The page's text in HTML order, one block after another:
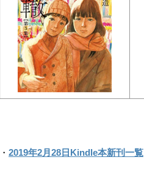
・ 2019年2月28日Kindle本新刊一覧